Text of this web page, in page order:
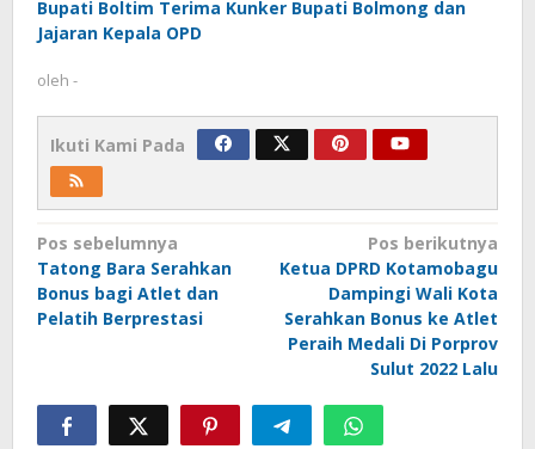
Bupati Boltim Terima Kunker Bupati Bolmong dan
Jajaran Kepala OPD
oleh -
Ikuti Kami Pada
Navigasi
pos
Pos sebelumnya
Tatong Bara Serahkan
Bonus bagi Atlet dan
Pelatih Berprestasi
Pos berikutnya
Ketua DPRD Kotamobagu
Dampingi Wali Kota
Serahkan Bonus ke Atlet
Peraih Medali Di Porprov
Sulut 2022 Lalu